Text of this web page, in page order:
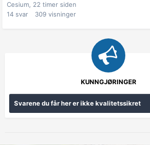
Cesium, 22 timer siden
14 svar 309 visninger
KUNNGJØRINGER
Svarene du får her er ikke kvalitetssikret